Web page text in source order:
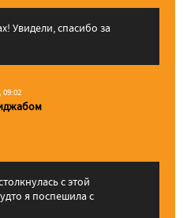
Увидели, спасибо за
09:02
с этой
я поспешила с